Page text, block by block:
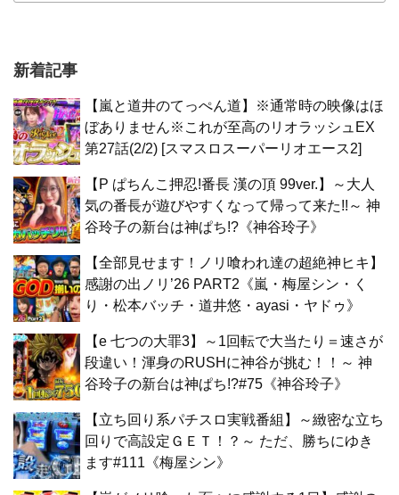
新着記事
【嵐と道井のてっぺん道】※通常時の映像はほ
ぼありません※これが至高のリオラッシュEX
第27話(2/2) [スマスロスーパーリオエース2]
【P ぱちんこ押忍!番長 漢の頂 99ver.】～大人
気の番長が遊びやすくなって帰って来た!!～ 神
谷玲子の新台は神ぱち!?《神谷玲子》
【全部見せます！ノリ喰われ達の超絶神ヒキ】
感謝の出ノリ’26 PART2《嵐・梅屋シン・く
り・松本バッチ・道井悠・ayasi・ヤドゥ》
【e 七つの大罪3】～1回転で大当たり＝速さが
段違い！渾身のRUSHに神谷が挑む！！～ 神
谷玲子の新台は神ぱち!?#75《神谷玲子》
【立ち回り系パチスロ実戦番組】～緻密な立ち
回りで高設定ＧＥＴ！？～ ただ、勝ちにゆき
ます#111《梅屋シン》